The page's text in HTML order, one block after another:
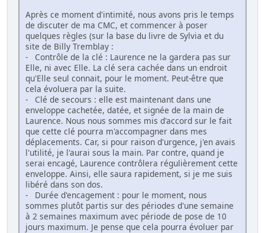
Après ce moment d'intimité, nous avons pris le temps
de discuter de ma CMC, et commencer à poser
quelques règles (sur la base du livre de Sylvia et du
site de Billy Tremblay :
- Contrôle de la clé : Laurence ne la gardera pas sur
Elle, ni avec Elle. La clé sera cachée dans un endroit
qu'Elle seul connait, pour le moment. Peut-être que
cela évoluera par la suite.
- Clé de secours : elle est maintenant dans une
enveloppe cachetée, datée, et signée de la main de
Laurence. Nous nous sommes mis d'accord sur le fait
que cette clé pourra m'accompagner dans mes
déplacements. Car, si pour raison d'urgence, j'en avais
l'utilité, je l'aurai sous la main. Par contre, quand je
serai encagé, Laurence contrôlera régulièrement cette
enveloppe. Ainsi, elle saura rapidement, si je me suis
libéré dans son dos.
- Durée d'encagement : pour le moment, nous
sommes plutôt partis sur des périodes d'une semaine
à 2 semaines maximum avec période de pose de 10
jours maximum. Je pense que cela pourra évoluer par